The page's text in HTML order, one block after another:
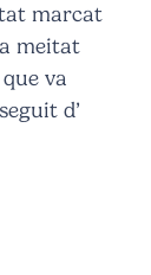
marcat
meitat
va
d’
següentpàgina